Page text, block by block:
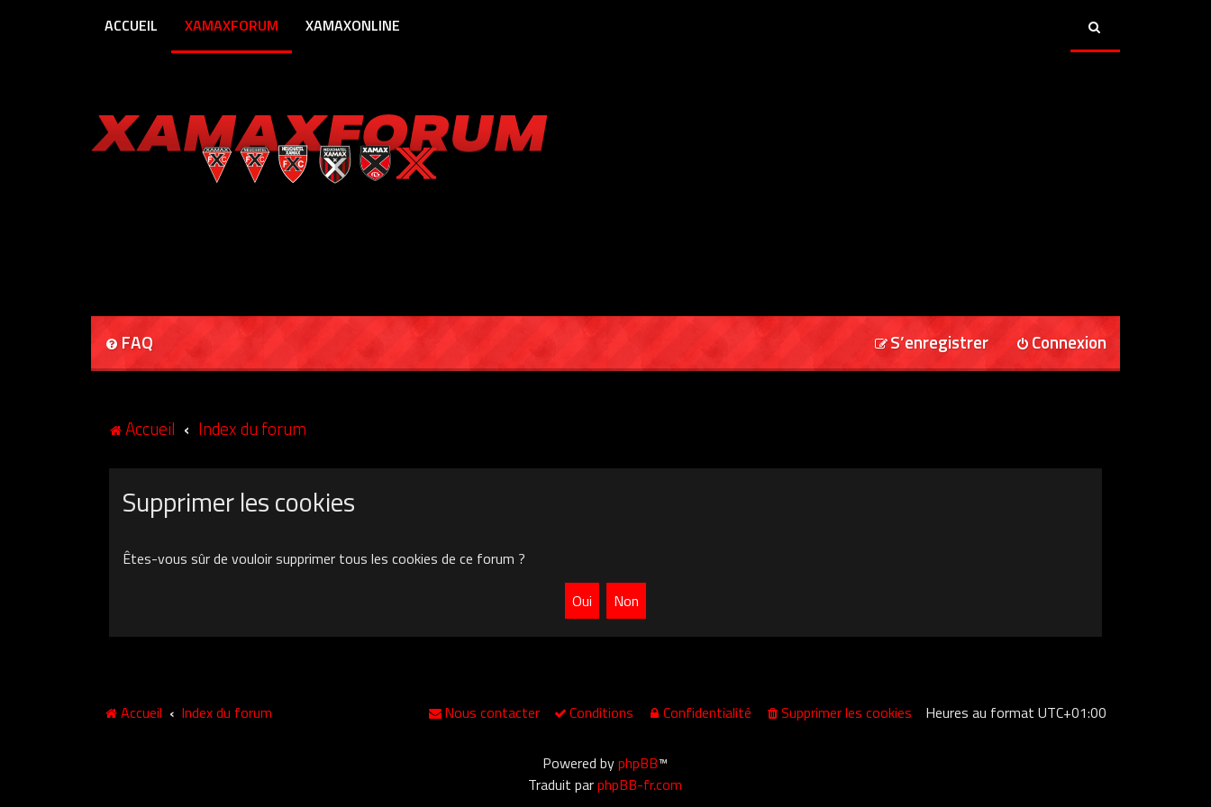
ACCUEIL XAMAXFORUM XAMAXONLINE
FAQ Connexion
S’enregistrer
Accueil Index du forum
Supprimer les cookies
Êtes-vous sûr de vouloir supprimer tous les cookies de ce forum ?
Accueil Index du forum Heures au formatUTC+01:00
Supprimer les cookies
Confidentialité
Conditions
Nous contacter
Powered byphpBB™
Traduit parphpBB-fr.com